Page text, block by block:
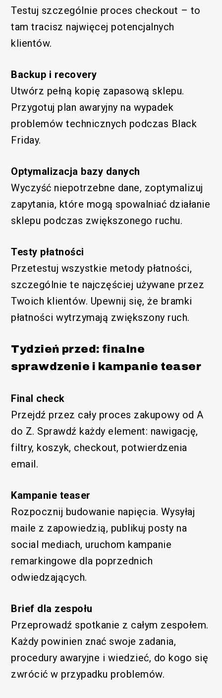
Testuj szczególnie proces checkout – to
tam tracisz najwięcej potencjalnych
klientów.
Backup i recovery
Utwórz pełną kopię zapasową sklepu.
Przygotuj plan awaryjny na wypadek
problemów technicznych podczas Black
Friday.
Optymalizacja bazy danych
Wyczyść niepotrzebne dane, zoptymalizuj
zapytania, które mogą spowalniać działanie
sklepu podczas zwiększonego ruchu.
Testy płatności
Przetestuj wszystkie metody płatności,
szczególnie te najczęściej używane przez
Twoich klientów. Upewnij się, że bramki
płatności wytrzymają zwiększony ruch.
Tydzień przed: finalne
sprawdzenie i kampanie teaser
Final check
Przejdź przez cały proces zakupowy od A
do Z. Sprawdź każdy element: nawigację,
filtry, koszyk, checkout, potwierdzenia
email.
Kampanie teaser
Rozpocznij budowanie napięcia. Wysyłaj
maile z zapowiedzią, publikuj posty na
social mediach, uruchom kampanie
remarkingowe dla poprzednich
odwiedzających.
Brief dla zespołu
Przeprowadź spotkanie z całym zespołem.
Każdy powinien znać swoje zadania,
procedury awaryjne i wiedzieć, do kogo się
zwrócić w przypadku problemów.